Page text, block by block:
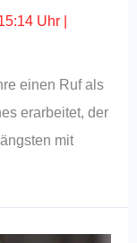
Uhr
einen Ruf als
erarbeitet, der
mit